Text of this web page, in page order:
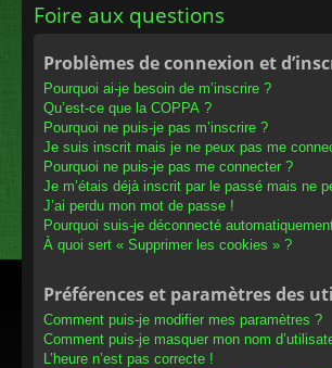
Foire aux questions
Problèmes de connexion et
Pourquoi ai-je besoin de m’inscrire ?
Qu’est-ce que la COPPA ?
Pourquoi ne puis-je pas m’inscrire ?
Je suis inscrit mais je ne peux pas me
Pourquoi ne puis-je pas me connecter ?
Je m’étais déjà inscrit par le passé mais ne
J’ai perdu mon mot de passe !
Pourquoi suis-je déconnecté
À quoi sert « Supprimer les cookies » ?
Préférences et paramètres des
Comment puis-je modifier mes paramètres ?
Comment puis-je masquer mon nom
L’heure n’est pas correcte !